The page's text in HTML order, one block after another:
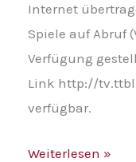
Internet
Spiele auf Abruf
Verfügung
Link http://
verfügbar.
Weiterlesen »